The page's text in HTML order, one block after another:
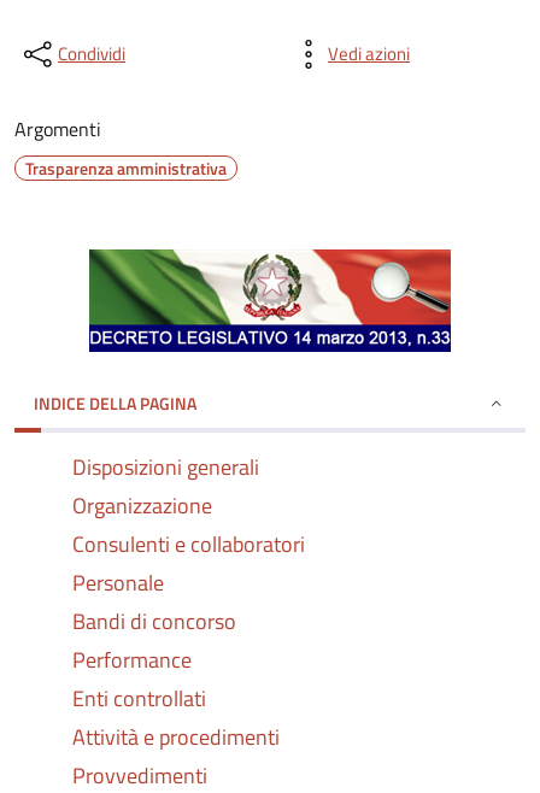
Condividi Vedi azioni
Argomenti
Trasparenza amministrativa
INDICE DELLA PAGINA
Disposizioni generali
Organizzazione
Consulenti e collaboratori
Personale
Bandi di concorso
Performance
Enti controllati
Attività e procedimenti
Provvedimenti